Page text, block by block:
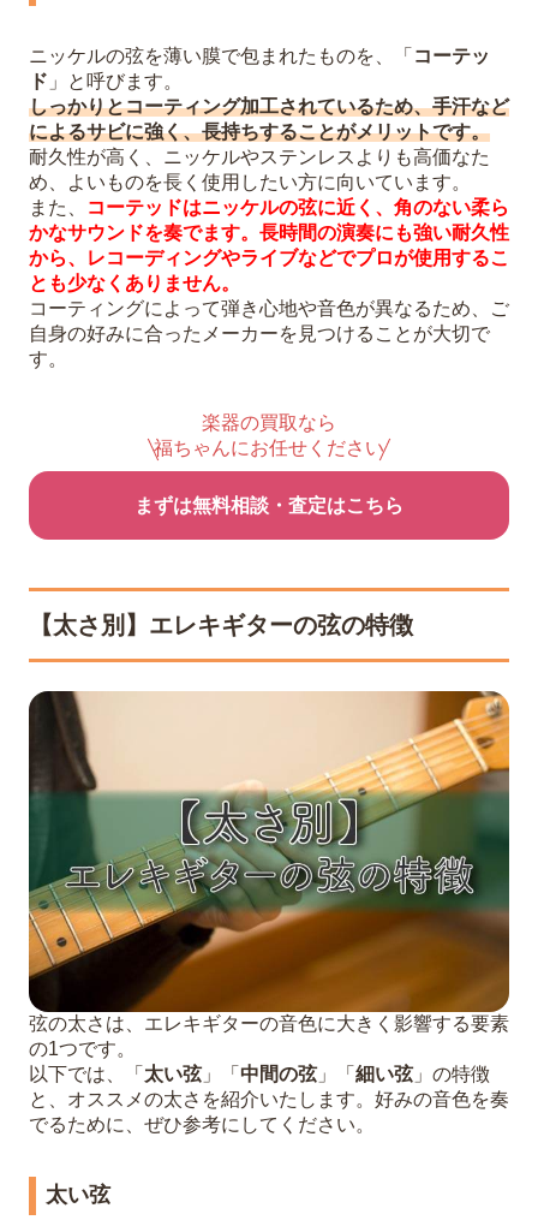
ニッケルの弦を薄い膜で包まれたものを、「 コーテッ
ド 」と呼びます。
しっかりとコーティング加工されているため、手汗など
によるサビに強く、長持ちすることがメリットです。
耐久性が高く、ニッケルやステンレスよりも高価なた
め、よいものを長く使用したい方に向いています。
また、
コーテッドはニッケルの弦に近く、角のない柔ら
かなサウンドを奏でます。長時間の演奏にも強い耐久性
から、レコーディングやライブなどでプロが使用するこ
とも少なくありません。
コーティングによって弾き心地や音色が異なるため、ご
自身の好みに合ったメーカーを見つけることが大切で
す。
楽器の買取なら
福ちゃんにお任せください
まずは無料相談・査定はこちら
【太さ別】エレキギターの弦の特徴
弦の太さは、エレキギターの音色に大きく影響する要素
の1つです。
以下では、「 太い弦」「 中間の弦」「 細い弦」の特徴
と、オススメの太さを紹介いたします。好みの音色を奏
でるために、ぜひ参考にしてください。
太い弦